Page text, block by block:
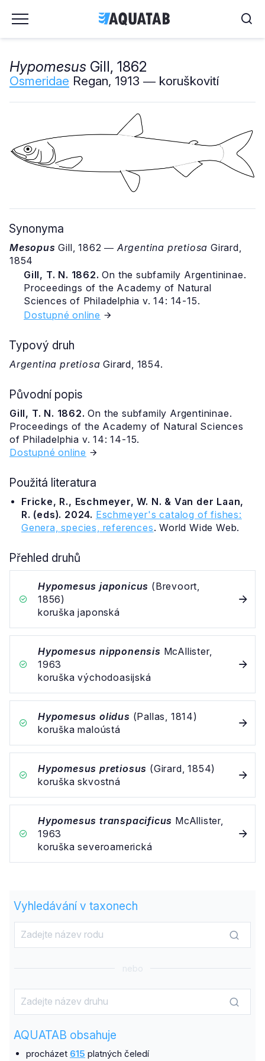
Hypomesus Gill, 1862
Osmeridae Regan, 1913 ― koruškovití
Synonyma
Mesopus Gill, 1862 ― Argentina pretiosa Girard,
1854
Gill, T. N. 1862. On the subfamily Argentininae.
Proceedings of the Academy of Natural
Sciences of Philadelphia v. 14: 14-15.
Dostupné online
Typový druh
Argentina pretiosa Girard, 1854.
Původní popis
Gill, T. N. 1862. On the subfamily Argentininae.
Proceedings of the Academy of Natural Sciences
of Philadelphia v. 14: 14-15.
Dostupné online
Použitá literatura
Fricke, R., Eschmeyer, W. N. & Van der Laan,
R. (eds). 2024. Eschmeyer's catalog of fishes:
Genera, species, references. World Wide Web.
Přehled druhů
Hypomesus japonicus (Brevoort,
1856)
koruška japonská
Hypomesus nipponensis McAllister,
1963
koruška východoasijská
Hypomesus olidus (Pallas, 1814)
koruška maloústá
Hypomesus pretiosus (Girard, 1854)
koruška skvostná
Hypomesus transpacificus McAllister,
1963
koruška severoamerická
Vyhledávání v taxonech
nebo
AQUATAB obsahuje
procházet 615 platných čeledí